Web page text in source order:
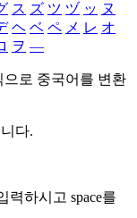
ス ズ ツ ヅ ッ ヌ
ヘ ベ ペ メ レ オ
ヲ ―
으로 중국어를 변환
다.
력하시고 space를